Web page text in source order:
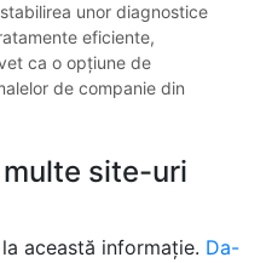
unor diagnostice
eficiente,
ca o opțiune de
de companie din
site-uri
această informație. Da-